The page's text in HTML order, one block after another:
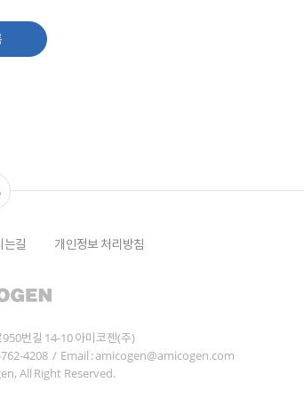
는길 개인정보 처리방침
번길 14-10 아미코젠(주)
4208 / Email : amicogen@amicogen.com
All Right Reserved.